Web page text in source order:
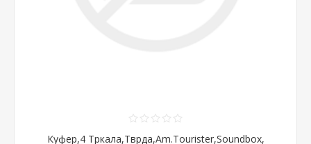
Куфер,4 Тркала,Тврда,Am.Tourister,Soundbox,